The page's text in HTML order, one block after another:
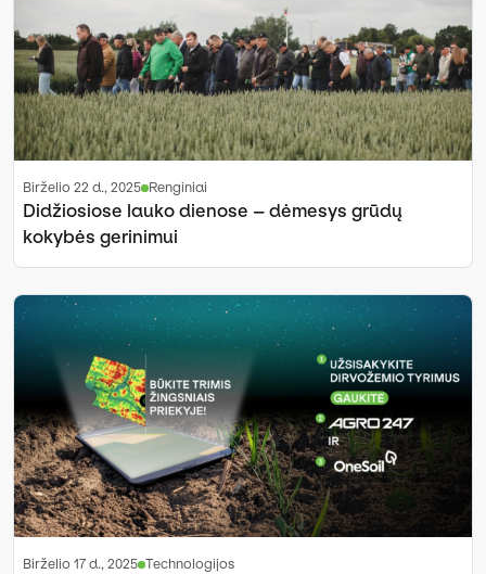
birželio 22 d., 2025 Renginiai
Didžiosiose lauko dienose – dėmesys grūdų
kokybės gerinimui
birželio 17 d., 2025 Technologijos